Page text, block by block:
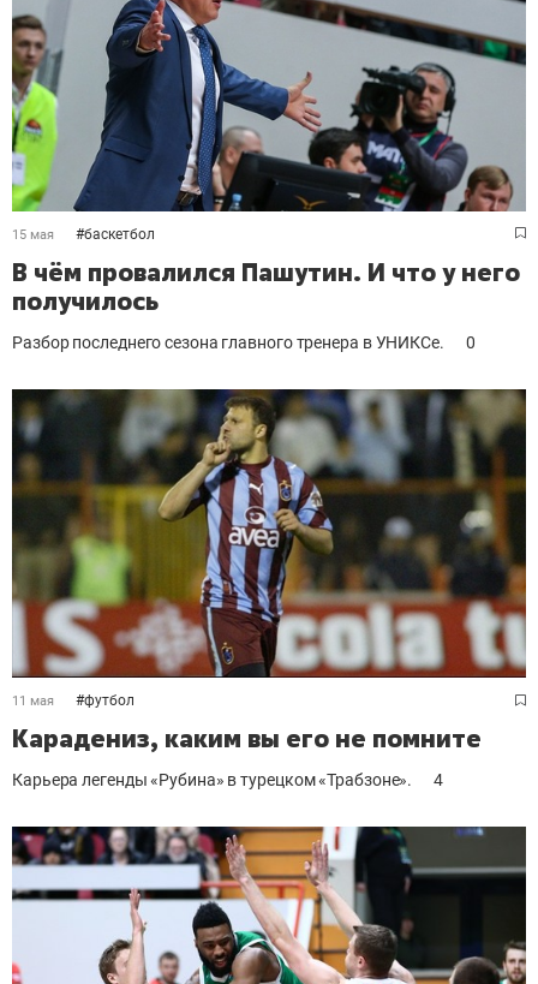
15 мая #баскетбол
В чём провалился Пашутин. И что у него
получилось
Разбор последнего сезона главного тренера в УНИКСе. 0
11 мая #футбол
Карадениз, каким вы его не помните
Карьера легенды «Рубина» в турецком «Трабзоне». 4